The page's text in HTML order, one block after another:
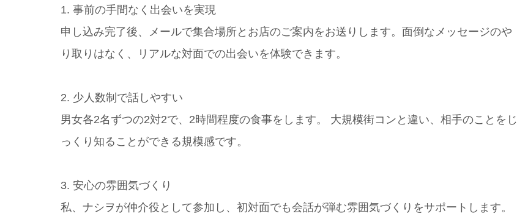
1. 事前の手間なく出会いを実現
申し込み完了後、メールで集合場所とお店のご案内をお送りします。面倒なメッセージのや
り取りはなく、リアルな対面での出会いを体験できます。
2. 少人数制で話しやすい
男女各2名ずつの2対2で、2時間程度の食事をします。 大規模街コンと違い、相手のことをじ
っくり知ることができる規模感です。
3. 安心の雰囲気づくり
私、ナシヲが仲介役として参加し、初対面でも会話が弾む雰囲気づくりをサポートします。